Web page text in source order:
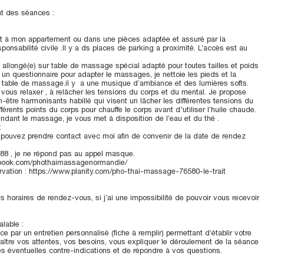
des séances :
à mon appartement ou dans une pièces adaptée et assuré par la
civile .Il y a ds places de parking a proximité. L’accès est au
sur table de massage spécial adapté pour toutes tailles et poids
un questionnaire pour adapter le massages, je nettoie les pieds et la
table de massage.il y a une musique d’ambiance et des lumières softs.
relaxer , à relâcher les tensions du corps et du mental. Je propose
être harmonisants habillé qui visent un lâcher les différentes tensions du
points du corps pour chauffe le corps avant d'utiliser l’huile chaude.
le massage, je vous met à disposition de l’eau et du thé .
prendre contact avec moi afin de convenir de la date de rendez
, je ne répond pas au appel masque.
phothaimassagenormandie/
: https://www.planity.com/pho-thai-massage-76580-le-trait
horaires de rendez-vous, si j’ai une impossibilité de pouvoir vous recevoir
:
par un entretien personnalisé (fiche à remplir) permettant d’établir votre
vos attentes, vos besoins, vous expliquer le déroulement de la séance
éventuelles contre-indications et de répondre à vos questions.